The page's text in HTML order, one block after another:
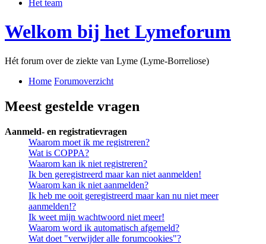
Het team
Welkom bij het Lymeforum
Hét forum over de ziekte van Lyme (Lyme-Borreliose)
Home Forumoverzicht
Meest gestelde vragen
Aanmeld- en registratievragen
Waarom moet ik me registreren?
Wat is COPPA?
Waarom kan ik niet registreren?
Ik ben geregistreerd maar kan niet aanmelden!
Waarom kan ik niet aanmelden?
Ik heb me ooit geregistreerd maar kan nu niet meer
aanmelden!?
Ik weet mijn wachtwoord niet meer!
Waarom word ik automatisch afgemeld?
Wat doet "verwijder alle forumcookies"?